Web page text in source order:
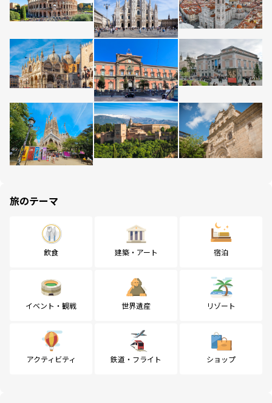
旅のテーマ
飲食 建築・アート 宿泊
イベント・観戦 世界遺産 リゾート
アクティビティ 鉄道・フライト ショップ